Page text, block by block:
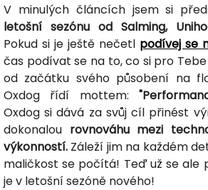
V minulých článcích jsem si
letošní sezónu od Salming,
Pokud si je ještě nečetl podívej se
čas podívat se na to, co si pro
od začátku svého působení na
Oxdog řídí mottem:
Oxdog si dává za svůj cíl přinést
dokonalou rovnováhu mezi
výkonností. Záleží jim na každém
maličkost se počítá! Teď už se ale
je v letošní sezóně nového!